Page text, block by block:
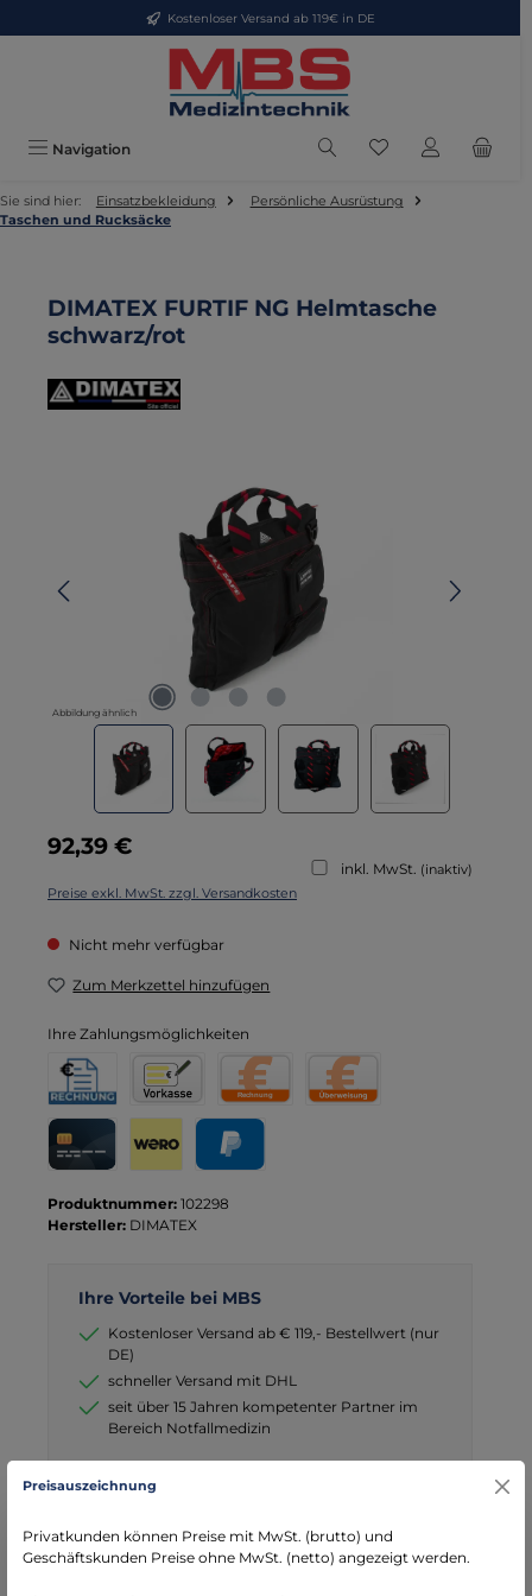
Zum Hauptinhalt springenKostenloser Versand ab 119€ in DE
Navigation Du hast 0
Sie sind hier: Einsatzbekleidung
Persönliche Ausrüstung
Taschen und Rucksäcke
DIMATEX FURTIF NG Helmtasche
schwarz/rot
Abbildung ähnlich
Regulärer Preis:
92,39 €
inkl. MwSt. (inaktiv)
Preise exkl. MwSt. zzgl. Versandkosten
Nicht mehr verfügbar
Zum Merkzettel hinzufügen
Ihre Zahlungsmöglichkeiten
Produktnummer: 102298
Hersteller: DIMATEX
Ihre Vorteile bei MBS
Kostenloser Versand ab € 119,- Bestellwert (nur
DE)
schneller Versand mit DHL
seit über 15 Jahren kompetenter Partner im
Bereich Notfallmedizin
Preisauszeichnung
Privatkunden können Preise mit MwSt. (brutto) und
Geschäftskunden Preise ohne MwSt. (netto) angezeigt werden.